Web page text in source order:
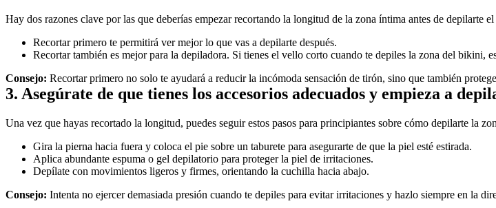
Hay dos razones clave por las que deberías empezar recortando la longitud de la zona íntima antes de depilarte
Recortar primero te permitirá ver mejor lo que vas a depilarte después.
Recortar también es mejor para la depiladora. Si tienes el vello corto cuando te depiles la zona del bikini,
Consejo: Recortar primero no solo te ayudará a reducir la incómoda sensación de tirón, sino que también
3. Asegúrate de que tienes los accesorios adecuados y empieza a
Una vez que hayas recortado la longitud, puedes seguir estos pasos para principiantes sobre cómo depilarte la
Gira la pierna hacia fuera y coloca el pie sobre un taburete para asegurarte de que la piel esté estirada.
Aplica abundante espuma o gel depilatorio para proteger la piel de irritaciones.
Depílate con movimientos ligeros y firmes, orientando la cuchilla hacia abajo.
Consejo: Intenta no ejercer demasiada presión cuando te depiles para evitar irritaciones y hazlo siempre en la